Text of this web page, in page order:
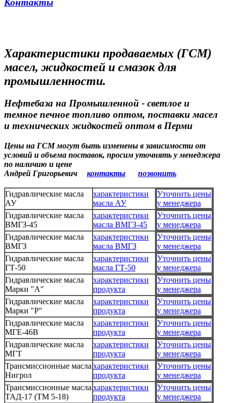
Контакты
Характеристики продаваемых (ГСМ)
масел, жидкостей и смазок для
промышленности.
Нефтебаза на Промышленной - светлое и
темное печное топливо оптом, поставки масел
и технических жидкостей оптом в Перми
Цены на ГСМ могут быть изменены в зависимости от
условий и объема поставок, просим уточнять у менеджера
по наличию и цене
Андрей Григорьевич
контакты позвонить
Гидравлические масла
АУ
характеристики
масла АУ
Уточнить цены
у менеджера
Гидравлические масла
ВМГЗ-45
характеристики
масла ВМГЗ-45
Уточнить цены
у менеджера
Гидравлические масла
ВМГЗ
характеристики
масла ВМГЗ
Уточнить цены
у менеджера
Гидравлические масла
ГТ-50
характеристики
масла ГТ-50
Уточнить цены
у менеджера
Гидравлические масла
Марки "А"
характеристики
продукта
Уточнить цены
у менеджера
Гидравлические масла
Марки "Р"
характеристики
продукта
Уточнить цены
у менеджера
Гидравлические масла
МГЕ-46В
характеристики
продукта
Уточнить цены
у менеджера
Гидравлические масла
МГТ
характеристики
продукта
Уточнить цены
у менеджера
Трансмиссионные масла
Нигрол
характеристики
продукта
Уточнить цены
у менеджера
Трансмиссионные масла
ТАД-17 (ТМ 5-18)
характеристики
продукта
Уточнить цены
у менеджера